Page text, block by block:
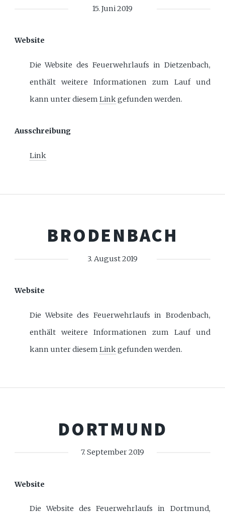
15. Juni 2019
Website
Die Website des Feuerwehrlaufs in Dietzenbach,
enthält weitere Informationen zum Lauf und
kann unter diesemLinkgefunden werden.
Ausschreibung
Link
BRODENBACH
3. August 2019
Website
Die Website des Feuerwehrlaufs in Brodenbach,
enthält weitere Informationen zum Lauf und
kann unter diesem Link gefunden werden.
DORTMUND
7. September 2019
Website
Die Website des Feuerwehrlaufs in Dortmund,